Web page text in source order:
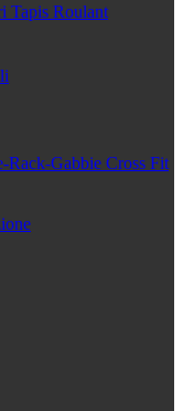
Tapis Roulant
Rack-Gabbie Cross Fit